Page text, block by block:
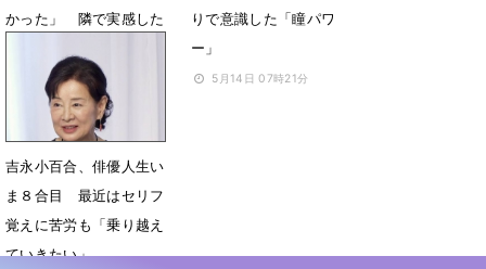
かった」 隣で実感した
5月14日 07時35分
りで意識した「瞳パワ
ー」
5月14日 07時21分
吉永小百合、俳優人生い
ま８合目 最近はセリフ
覚えに苦労も「乗り越え
ていきたい」